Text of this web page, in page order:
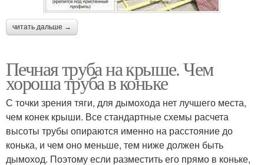
читать дальше →
Печная труба на крыше. Чем
хороша труба в коньке
С точки зрения тяги, для дымохода нет лучшего места,
чем конек крыши. Все стандартные схемы расчета
высоты трубы опираются именно на расстояние до
конька, и чем оно меньше, тем ниже должен быть
дымоход. Поэтому если разместить его прямо в коньке,